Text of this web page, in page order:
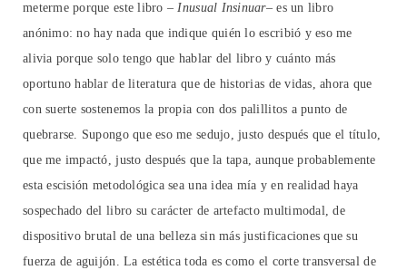
meterme porque este libro –Inusual Insinuar– es un libro
anónimo: no hay nada que indique quién lo escribió y eso me
alivia porque solo tengo que hablar del libro y cuánto más
oportuno hablar de literatura que de historias de vidas, ahora que
con suerte sostenemos la propia con dos palillitos a punto de
quebrarse. Supongo que eso me sedujo, justo después que el título,
que me impactó, justo después que la tapa, aunque probablemente
esta escisión metodológica sea una idea mía y en realidad haya
sospechado del libro su carácter de artefacto multimodal, de
dispositivo brutal de una belleza sin más justificaciones que su
fuerza de aguijón. La estética toda es como el corte transversal de